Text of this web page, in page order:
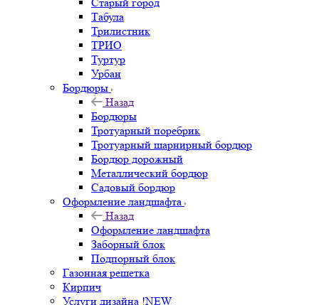
Табула
Трилистник
ТРИО
Туртур
Урбан
Бордюры
Назад
Бордюры
Тротуарный поребрик
Тротуарный шарнирный бордюр
Бордюр дорожный
Металлический бордюр
Садовый бордюр
Оформление ландшафта
Назад
Оформление ландшафта
Заборный блок
Подпорный блок
Газонная решетка
Кирпич
Услуги дизайна !NEW